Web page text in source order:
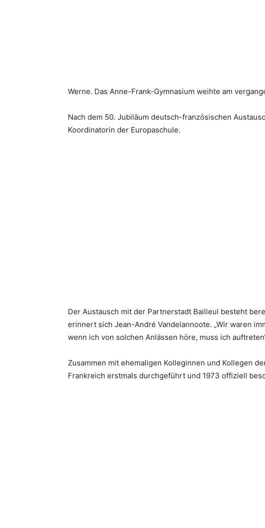
Werne. Das Anne-Frank-Gymnasium weihte am
Nach dem 50. Jubiläum deutsch-französischen
Koordinatorin der Europaschule.
Der Austausch mit der Partnerstadt Bailleul besteht
erinnert sich Jean-André Vandelannoote. „Wir waren
wenn ich von solchen Anlässen höre, muss ich
Zusammen mit ehemaligen Kolleginnen und Kollegen
Frankreich erstmals durchgeführt und 1973 offiziell